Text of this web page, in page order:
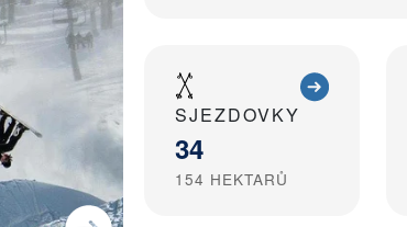
SJEZDOVKY
34
154 HEKTARŮ